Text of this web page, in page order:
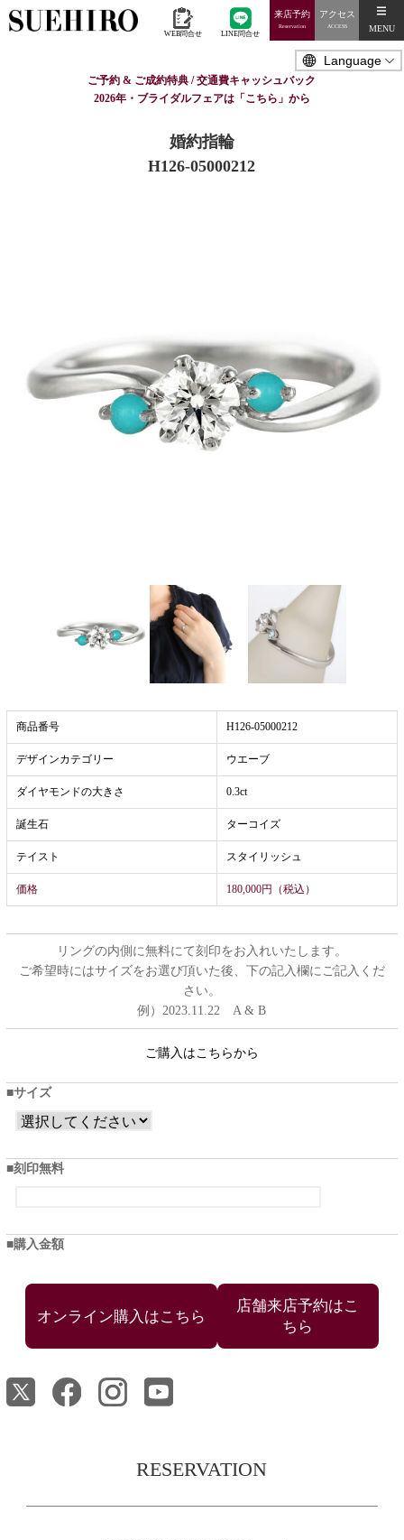
WEB問合せ LINE問合せ
来店予約
Reservation
アクセス
ACCESS MENU
ご予約 & ご成約特典 / 交通費キャッシュバック
2026年・ブライダルフェアは「こちら」から
婚約指輪
H126-05000212
商品番号 H126-05000212
デザインカテゴリー ウエーブ
ダイヤモンドの大きさ 0.3ct
誕生石 ターコイズ
テイスト スタイリッシュ
価格 180,000円（税込）
リングの内側に無料にて刻印をお入れいたします。
ご希望時にはサイズをお選び頂いた後、下の記入欄にご記入くだ
さい。
例）2023.11.22 A & B
ご購入はこちらから
サイズ
刻印無料
購入金額
店舗来店予約はこ
ちら
RESERVATION